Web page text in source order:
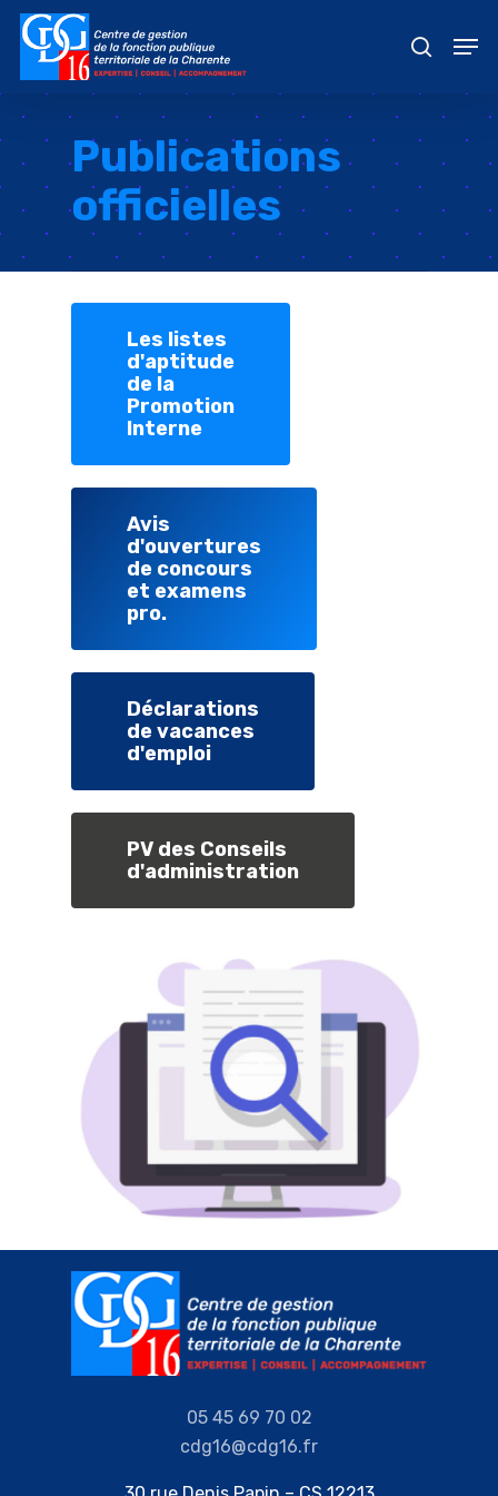
Skip
content
Publications
officielles
Les listes
d'aptitude
de la
Promotion
Interne
Avis
d'ouvertures
de concours
et examens
pro.
Déclarations
de vacances
d'emploi
PV des Conseils
d'administration
05 45 69 70 02
cdg16@cdg16.fr